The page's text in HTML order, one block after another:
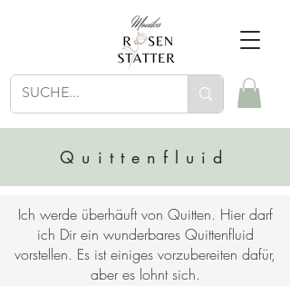
Quittenfluid
Ich werde überhäuft von Quitten. Hier darf
ich Dir ein wunderbares Quittenfluid
vorstellen. Es ist einiges vorzubereiten dafür,
aber es lohnt sich.